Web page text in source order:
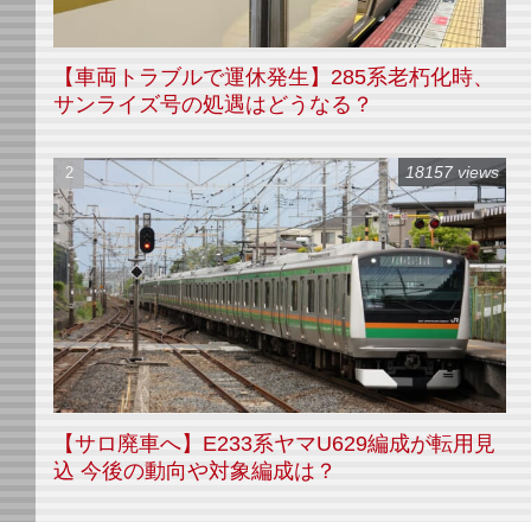
【車両トラブルで運休発生】285系老朽化時、
サンライズ号の処遇はどうなる？
【サロ廃車へ】E233系ヤマU629編成が転用見
込 今後の動向や対象編成は？
18157 views